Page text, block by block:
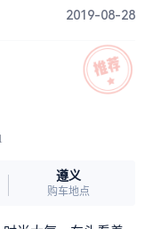
2019-08-28
遵义
购车地点